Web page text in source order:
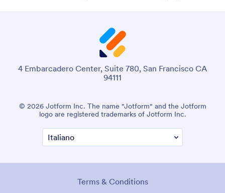
4 Embarcadero Center, Suite 780, San Francisco CA
94111
© 2026 Jotform Inc. The name "Jotform" and the Jotform
logo are registered trademarks of Jotform Inc.
Terms & Conditions